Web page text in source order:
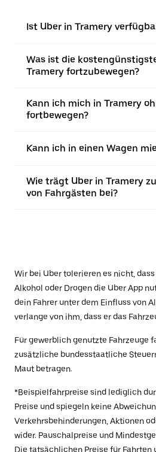
Ist Uber in Tramery
Was ist die
Tramery fortzubewegen?
Kann ich mich in Tramery
fortbewegen?
Kann ich in einen Wagen
Wie trägt Uber in Tramery
von Fahrgästen bei?
Wir bei Uber tolerieren es nicht,
Alkohol oder Drogen die Uber App
dein Fahrer unter dem Einfluss von
verlange von ihm, dass er das
Für gewerblich genutzte Fahrzeuge
zusätzliche bundesstaatliche
Maut betragen.
*Beispielfahrpreise sind lediglich
Preise und spiegeln keine
Verkehrsbehinderungen, Aktionen
wider. Pauschalpreise und
Die tatsächlichen Preise für Fahrten